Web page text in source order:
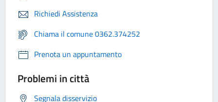
Richiedi Assistenza
Chiama il comune 0362.374252
Prenota un appuntamento
Problemi in città
Segnala disservizio